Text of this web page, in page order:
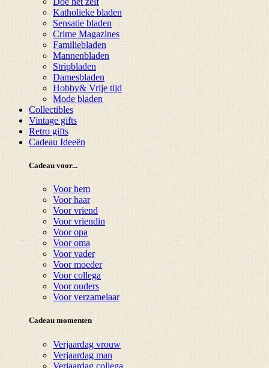
Katholieke bladen
Sensatie bladen
Crime Magazines
Familiebladen
Mannenbladen
Stripbladen
Damesbladen
Hobby& Vrije tijd
Mode bladen
Collectibles
Vintage gifts
Retro gifts
Cadeau Ideeën
Cadeau voor...
Voor hem
Voor haar
Voor vriend
Voor vriendin
Voor opa
Voor oma
Voor vader
Voor moeder
Voor collega
Voor ouders
Voor verzamelaar
Cadeau momenten
Verjaardag vrouw
Verjaardag man
Verjaardag collega